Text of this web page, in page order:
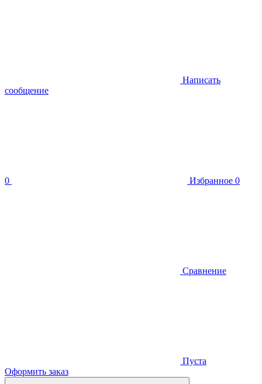
Написать
сообщение
0 Избранное 0
Сравнение
Пуста
Оформить заказ